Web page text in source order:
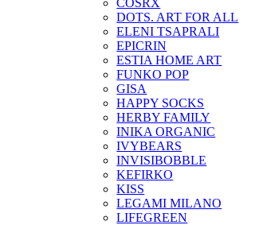
COSRX
DOTS. ART FOR ALL
ELENI TSAPRALI
EPICRIN
ESTIA HOME ART
FUNKO POP
GISA
HAPPY SOCKS
HERBY FAMILY
INIKA ORGANIC
IVYBEARS
INVISIBOBBLE
KEFIRKO
KISS
LEGAMI MILANO
LIFEGREEN